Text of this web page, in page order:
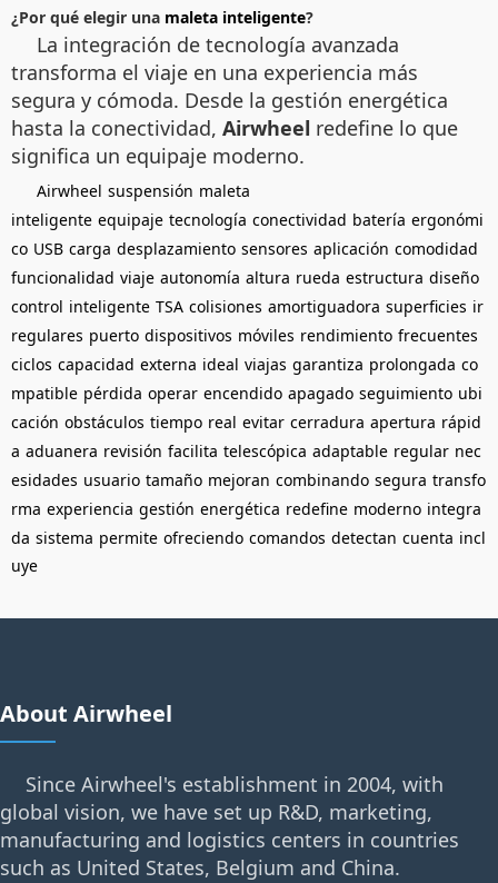
¿Por qué elegir una maleta inteligente?
La integración de tecnología avanzada
transforma el viaje en una experiencia más
segura y cómoda. Desde la gestión energética
hasta la conectividad, Airwheel redefine lo que
significa un equipaje moderno.
Airwheel suspensión maleta
inteligente equipaje tecnología conectividad batería ergonómi
co USB carga desplazamiento sensores aplicación comodidad
funcionalidad viaje autonomía altura rueda estructura diseño
control inteligente TSA colisiones amortiguadora superficies ir
regulares puerto dispositivos móviles rendimiento frecuentes
ciclos capacidad externa ideal viajas garantiza prolongada co
mpatible pérdida operar encendido apagado seguimiento ubi
cación obstáculos tiempo real evitar cerradura apertura rápid
a aduanera revisión facilita telescópica adaptable regular nec
esidades usuario tamaño mejoran combinando segura transfo
rma experiencia gestión energética redefine moderno integra
da sistema permite ofreciendo comandos detectan cuenta incl
uye
About Airwheel
Since Airwheel's establishment in 2004, with
global vision, we have set up R&D, marketing,
manufacturing and logistics centers in countries
such as United States, Belgium and China.